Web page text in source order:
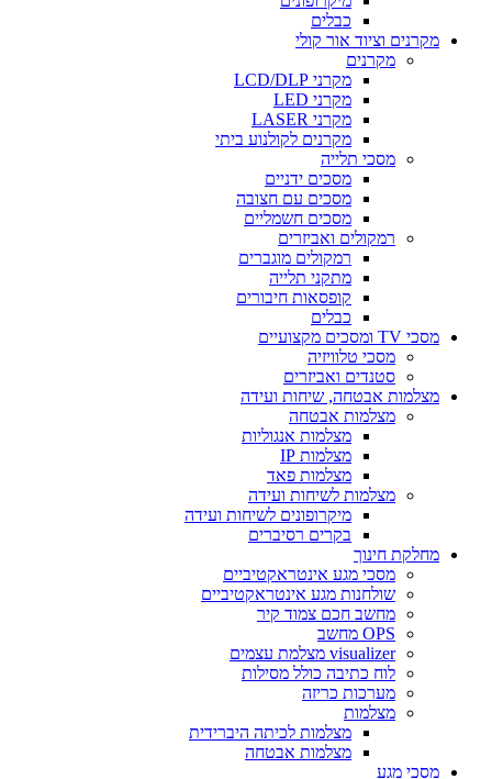
כבלים
מקרנים וציוד אור קולי
מקרנים
מקרני LCD/DLP
מקרני LED
מקרני LASER
מקרנים לקולנוע ביתי
מסכי תלייה
מסכים ידניים
מסכים עם חצובה
מסכים חשמליים
רמקולים ואביזרים
רמקולים מוגברים
מתקני תלייה
קופסאות חיבורים
כבלים
מסכי TV ומסכים מקצועיים
מסכי טלוויזיה
סטנדים ואביזרים
מצלמות אבטחה, שיחות ועידה
מצלמות אבטחה
מצלמות אנגוליות
מצלמות IP
מצלמות פאד
מצלמות לשיחות ועידה
מיקרופונים לשיחות ועידה
בקרים רסיברים
מחלקת חינוך
מסכי מגע אינטראקטיביים
שולחנות מגע אינטראקטיביים
מחשב חכם צמוד קיר
OPS מחשב
visualizer מצלמת עצמים
לוח כתיבה כולל מסילות
מערכות כריזה
מצלמות
מצלמות לכיתה היברידית
מצלמות אבטחה
מסכי מגע